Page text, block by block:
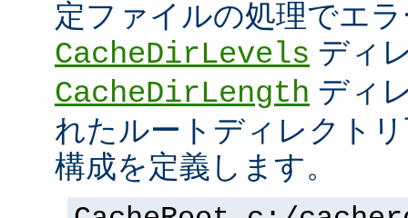
定ファイルの処理でエ
CacheDirLevels ディ
CacheDirLength ディ
れたルートディレクト
構成を定義します。